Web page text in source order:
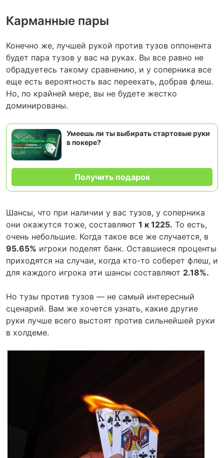
Карманные пары
Конечно же, лучшей рукой против тузов оппонента
будет пара тузов у вас на руках. Вы все равно не
обрадуетесь такому сравнению, и у соперника все
еще есть вероятность вас переехать, добрав флеш.
Но, по крайней мере, вы не будете жестко
доминированы.
Умеешь ли ты выбирать стартовые руки
в покере?
Получить подарок
Шансы, что при наличии у вас тузов, у соперника
они окажутся тоже, составляют 1 к 1225. То есть,
очень небольшие. Когда такое все же случается, в
95.65% игроки поделят банк. Оставшиеся проценты
приходятся на случаи, когда кто-то соберет флеш, и
для каждого игрока эти шансы составляют 2.18%.
Но тузы против тузов — не самый интересный
сценарий. Вам же хочется узнать, какие другие
руки лучше всего выстоят против сильнейшей руки
в холдеме.